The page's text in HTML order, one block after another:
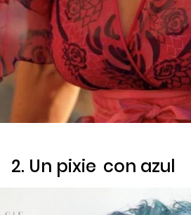
2. Un pixie con azul